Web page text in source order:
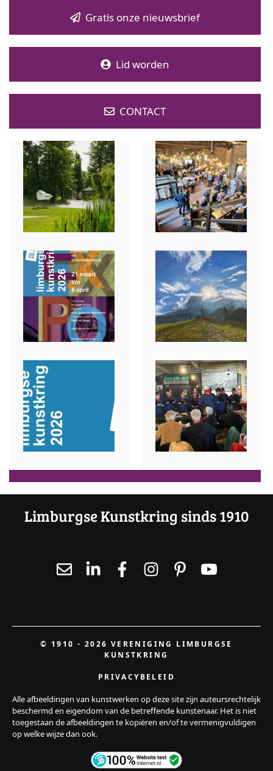
Gratis onze nieuwsbrief
Lid worden
CONTACT
Limburgse Kunstkring sinds 1910
© 1910 - 2026 VERENIGING LIMBURGSE
KUNSTKRING
PRIVACYBELEID
Alle afbeeldingen van kunstwerken op deze site zijn auteursrechtelijk
beschermd en eigendom van de betreffende kunstenaar. Het is niet
toegestaan de afbeeldingen te kopiëren en/of te vermenigvuldigen
op welke wijze dan ook.